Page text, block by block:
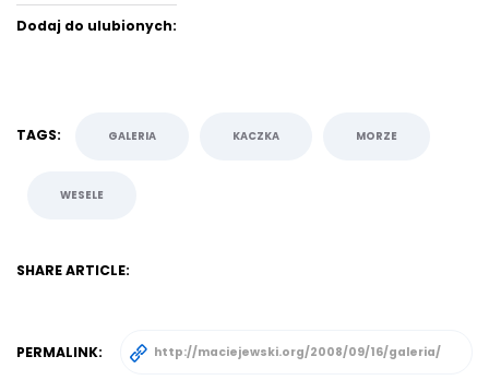
Dodaj do ulubionych:
TAGS: GALERIA KACZKA MORZE
WESELE
SHARE ARTICLE:
PERMALINK: